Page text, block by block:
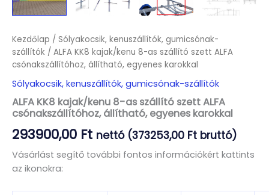
Kezdőlap / Sólyakocsik, kenuszállítók, gumicsónak-
szállítók / ALFA KK8 kajak/kenu 8-as szállító szett ALFA
csónakszállítóhoz, állítható, egyenes karokkal
Sólyakocsik, kenuszállítók, gumicsónak-szállítók
ALFA KK8 kajak/kenu 8-as szállító szett ALFA
csónakszállítóhoz, állítható, egyenes karokkal
293900,00 Ft nettó (373253,00 Ft bruttó)
Vásárlást segítő további fontos információkért kattints
az ikonokra: